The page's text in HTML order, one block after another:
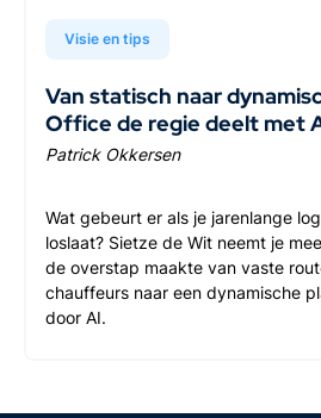
Visie en tips
Van statisch naar
Office de regie deelt met
Patrick Okkersen
Wat gebeurt er als je jarenlange
loslaat? Sietze de Wit neemt je
de overstap maakte van vaste
chauffeurs naar een dynamische
door AI.